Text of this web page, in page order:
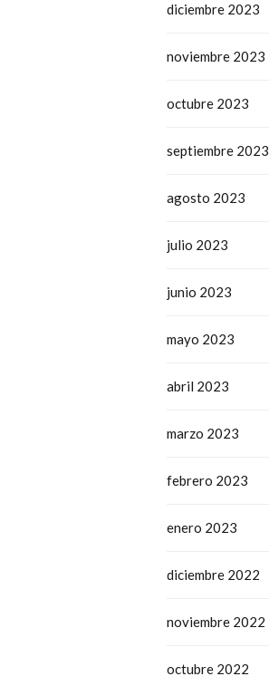
diciembre 2023
noviembre 2023
octubre 2023
septiembre 2023
agosto 2023
julio 2023
junio 2023
mayo 2023
abril 2023
marzo 2023
febrero 2023
enero 2023
diciembre 2022
noviembre 2022
octubre 2022